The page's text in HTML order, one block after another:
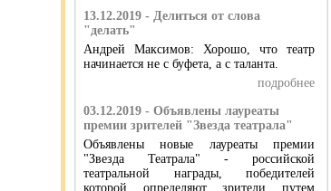
13.12.2019 - Делиться от слова
"делать"
Андрей Максимов: Хорошо, что театр
начинается не с буфета, а с таланта.
подробнее
03.12.2019 - Объявлены лауреаты
премии зрителей "Звезда театрала"
Объявлены новые лауреаты премии
"Звезда Театрала" - российской
театральной награды, победителей
которой определяют зрители путем